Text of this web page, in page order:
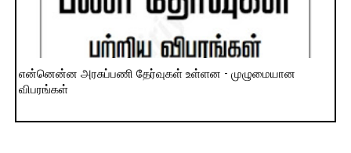
என்னென்ன அரசுப்பணி தேர்வுகள் உள்ளன - முழுமையான
விபரங்கள்